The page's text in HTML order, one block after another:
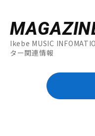
Ikebe MUSIC
ター関連情報